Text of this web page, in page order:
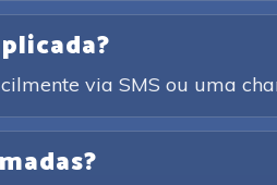
via SMS ou uma